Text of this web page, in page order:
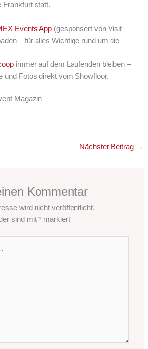
Frankfurt statt.
Events App (gesponsert von Visit
– für alles Wichtige rund um die
immer auf dem Laufenden bleiben –
und Fotos direkt vom Showfloor.
Magazin
Nächster Beitrag →
Kommentar
wird nicht veröffentlicht.
sind mit* markiert